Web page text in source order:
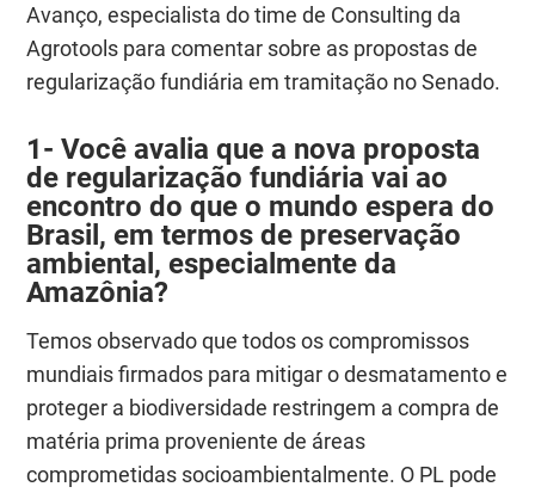
Avanço, especialista do time de Consulting da
Agrotools para comentar sobre as propostas de
regularização fundiária em tramitação no Senado.
1- Você avalia que a nova proposta
de regularização fundiária vai ao
encontro do que o mundo espera do
Brasil, em termos de preservação
ambiental, especialmente da
Amazônia?
Temos observado que todos os compromissos
mundiais firmados para mitigar o desmatamento e
proteger a biodiversidade restringem a compra de
matéria prima proveniente de áreas
comprometidas socioambientalmente. O PL pode